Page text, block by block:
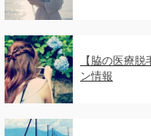
【脇の医療
ン情報